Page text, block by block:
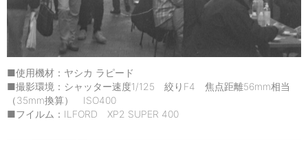
■使用機材：ヤシカ ラピード
■撮影環境：シャッター速度1/125 絞りF4 焦点距離56mm相当
（35mm換算） ISO400
■フイルム：ILFORD XP2 SUPER 400